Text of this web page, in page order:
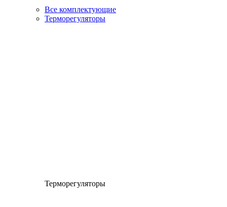
Все комплектующие
Терморегуляторы
Терморегуляторы